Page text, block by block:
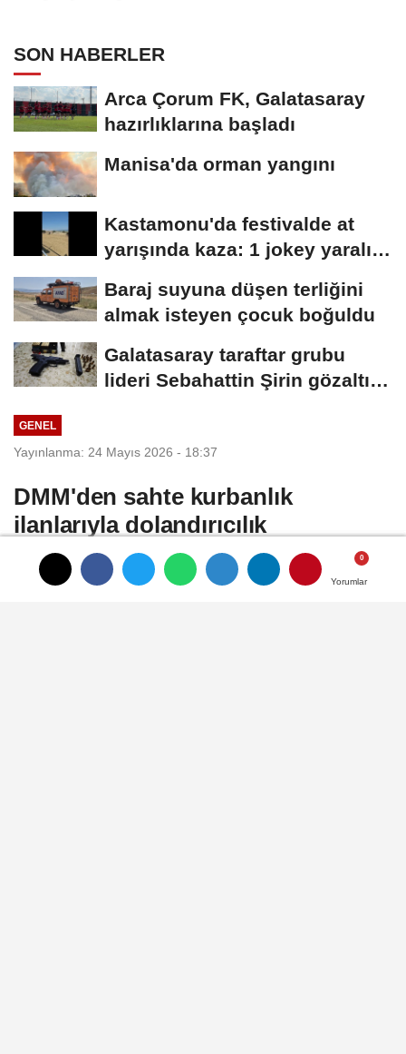
Yorumlar
Yorumlar
SON HABERLER
Arca Çorum FK, Galatasaray
hazırlıklarına başladı
Manisa'da orman yangını
Kastamonu'da festivalde at
yarışında kaza: 1 jokey yaralı,
Baraj suyuna düşen terliğini
almak isteyen çocuk boğuldu
Galatasaray taraftar grubu
lideri Sebahattin Şirin gözaltına
GENEL
Yayınlanma: 24 Mayıs 2026 - 18:37
DMM'den sahte kurbanlık
ilanlarıyla dolandırıcılık
girişimlerine karşı uyarı
Yorumlar